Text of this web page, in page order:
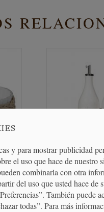
Aceitera y
y para mostrar publicidad
el uso que hace de nuestro
combinarla con otra
del uso que usted hace de
También puede
todas”. Para más